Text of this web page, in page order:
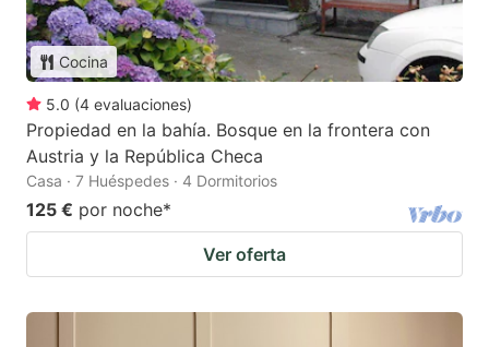
Cocina
5.0 (4 evaluaciones)
Propiedad en la bahía. Bosque en la frontera con
Austria y la República Checa
Casa · 7 Huéspedes · 4 Dormitorios
125 € por noche*
Ver oferta